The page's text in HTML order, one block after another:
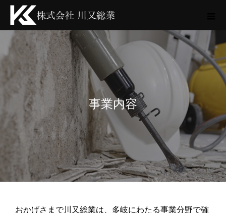
事業内容
おかげさまで川又総業は、多岐にわたる事業分野で確